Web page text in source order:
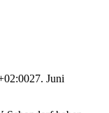
27. Juni